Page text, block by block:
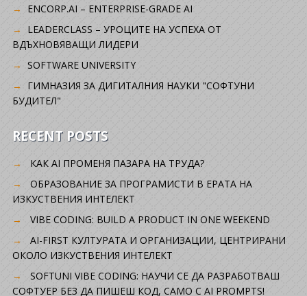
ENCORP.AI – ENTERPRISE-GRADE AI
LEADERCLASS – УРОЦИТЕ НА УСПЕХА ОТ
ВДЪХНОВЯВАЩИ ЛИДЕРИ
SOFTWARE UNIVERSITY
ГИМНАЗИЯ ЗА ДИГИТАЛНИЯ НАУКИ "СОФТУНИ
БУДИТЕЛ"
RECENT POSTS
КАК AI ПРОМЕНЯ ПАЗАРА НА ТРУДА?
ОБРАЗОВАНИЕ ЗА ПРОГРАМИСТИ В ЕРАТА НА
ИЗКУСТВЕНИЯ ИНТЕЛЕКТ
VIBE CODING: BUILD A PRODUCT IN ONE WEEKEND
AI-FIRST КУЛТУРАТА И ОРГАНИЗАЦИИ, ЦЕНТРИРАНИ
ОКОЛО ИЗКУСТВЕНИЯ ИНТЕЛЕКТ
SOFTUNI VIBE CODING: НАУЧИ СЕ ДА РАЗРАБОТВАШ
СОФТУЕР БЕЗ ДА ПИШЕШ КОД, САМО С AI PROMPTS!